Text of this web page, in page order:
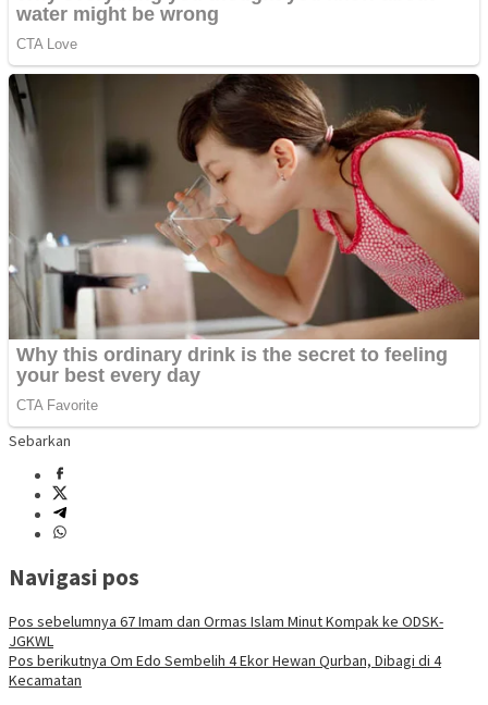
Sebarkan
Navigasi pos
Pos sebelumnya 67 Imam dan Ormas Islam Minut Kompak ke ODSK-
JGKWL
Pos berikutnya Om Edo Sembelih 4 Ekor Hewan Qurban, Dibagi di 4
Kecamatan